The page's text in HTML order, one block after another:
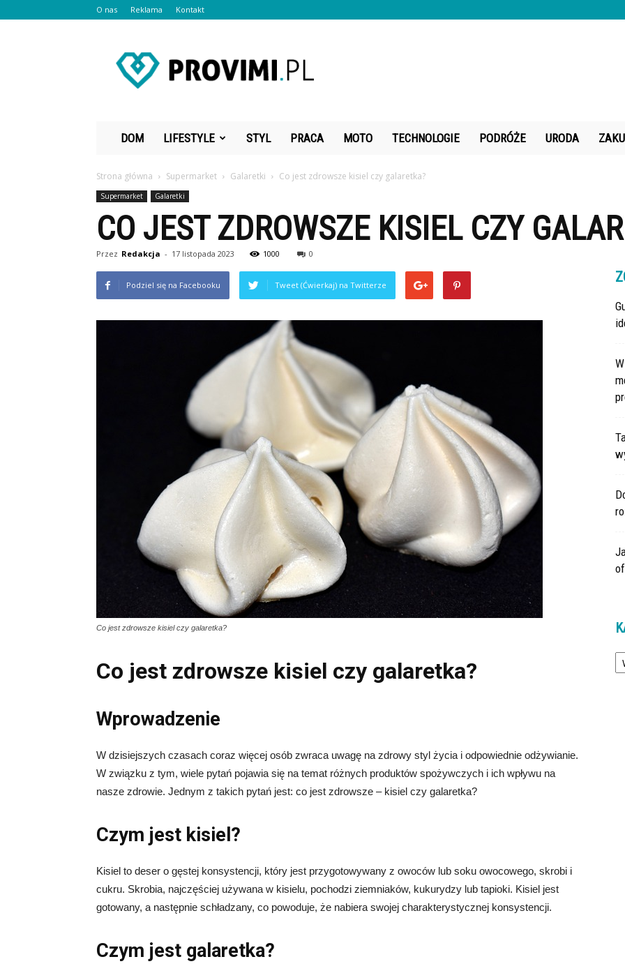
O nas Reklama Kontakt
DOM LIFESTYLE STYL PRACA MOTO TECHNOLOGIE PODRÓŻE URODA
Strona główna Supermarket Galaretki Co jest zdrowsze kisiel czy galaretka?
Supermarket Galaretki
CO JEST ZDROWSZE KISIEL CZY
Przez Redakcja - 17 listopada 2023 1000 0
Podziel się na Facebooku Tweet (Ćwierkaj) na Twitterze
Co jest zdrowsze kisiel czy galaretka?
Co jest zdrowsze kisiel czy galaretka?
Wprowadzenie
W dzisiejszych czasach coraz więcej osób zwraca uwagę na zdrowy styl życia i odpowiednie odżywianie.
W związku z tym, wiele pytań pojawia się na temat różnych produktów spożywczych i ich wpływu na
nasze zdrowie. Jednym z takich pytań jest: co jest zdrowsze – kisiel czy galaretka?
Czym jest kisiel?
Kisiel to deser o gęstej konsystencji, który jest przygotowywany z owoców lub soku owocowego, skrobi i
cukru. Skrobia, najczęściej używana w kisielu, pochodzi ziemniaków, kukurydzy lub tapioki. Kisiel jest
gotowany, a następnie schładzany, co powoduje, że nabiera swojej charakterystycznej konsystencji.
Czym jest galaretka?